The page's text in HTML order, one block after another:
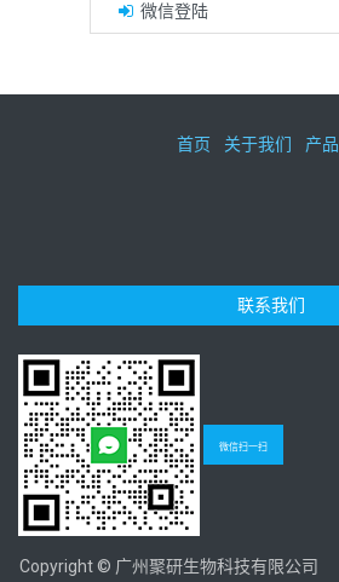
微信登陆
首页 关于我们 产品
联系我们
微信扫一扫
Copyright © 广州聚研生物科技有限公司